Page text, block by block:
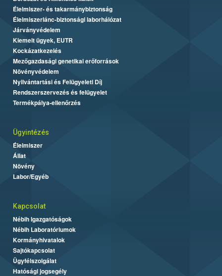
Élelmiszer- és takarmánybiztonság
Élelmiszerlánc-biztonsági laborhálózat
Járványvédelem
Kiemelt ügyek, EUTR
Kockázatkezelés
Mezőgazdasági genetikai erőforrások
Növényvédelem
Nyilvántartási és Felügyeleti Díj
Rendszerszervezés és felügyelet
Termékpálya-ellenőrzés
Ügyintézés
Élelmiszer
Állat
Növény
Labor/Egyéb
Kapcsolat
Nébih Igazgatóságok
Nébih Laboratóriumok
Kormányhivatalok
Sajtókapcsolat
Ügyfélszolgálat
Hatósági jogsegély